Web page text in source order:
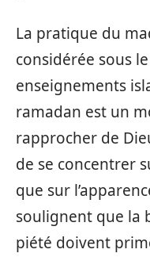
La pratique du
considérée sous
enseignements
ramadan est un
rapprocher de
de se concentrer
que sur
soulignent que la
piété doivent